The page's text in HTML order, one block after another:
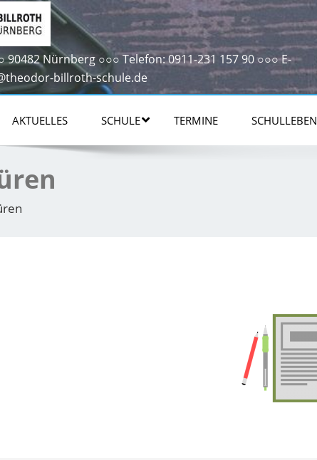
Nürnberg ○○○ Telefon: 0911-231 157 90 ○○○ E-
billroth-schule.de
AKTUELLES SCHULE TERMINE SCHULLEBEN